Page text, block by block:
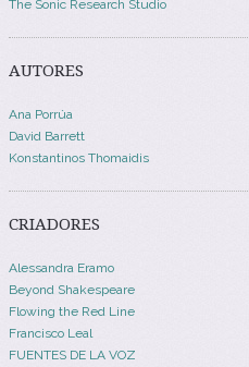
The Sonic Research Studio
AUTORES
Ana Porrúa
David Barrett
Konstantinos Thomaidis
CRIADORES
Alessandra Eramo
Beyond Shakespeare
Flowing the Red Line
Francisco Leal
FUENTES DE LA VOZ